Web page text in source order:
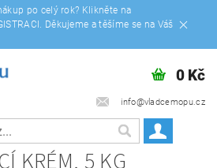
po celý rok? Klikněte na
Děkujeme a těšíme se na Váš
info@vladcemopu.cz
0 Kč